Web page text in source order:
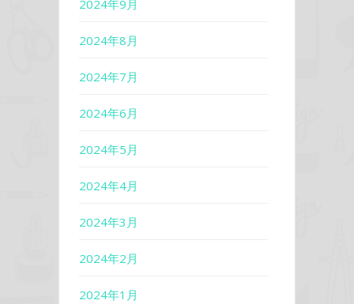
2024年9月
2024年8月
2024年7月
2024年6月
2024年5月
2024年4月
2024年3月
2024年2月
2024年1月